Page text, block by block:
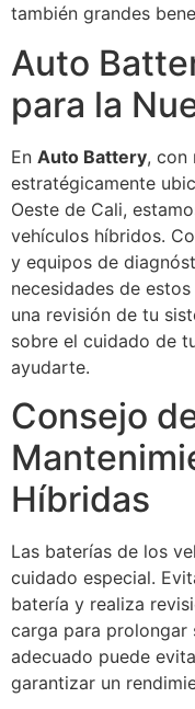
también grandes
Auto
para la
En Auto Battery, con
estratégicamente
Oeste de Cali,
vehículos híbridos.
y equipos de
necesidades de
una revisión de tu
sobre el cuidado de
ayudarte.
Consejo
Híbridas
Las baterías de los
cuidado especial.
batería y realiza
carga para prolongar
adecuado puede
garantizar un